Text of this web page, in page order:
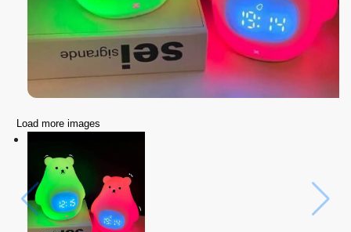
Load more images